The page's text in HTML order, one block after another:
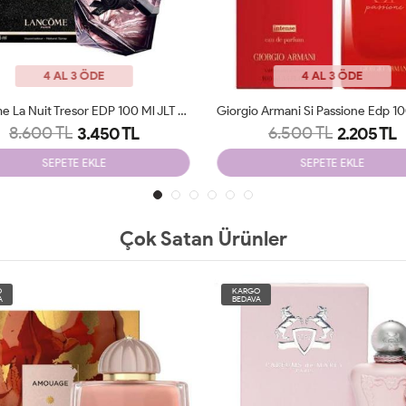
4 AL 3 ÖDE
Giorgio Armani Si Passione Edp 100 Ml JLT Woman
6.500 TL 2.205 TL
SEPETE EKLE
4 AL 3 ÖDE
7.250 TL 2.250 TL
SEPETE EKLE
Çok Satan Ürünler
KARGO
BEDAVA